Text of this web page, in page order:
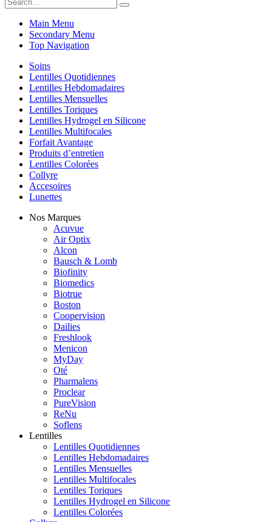
Main Menu
Secondary Menu
Top Navigation
Soins
Lentilles Quotidiennes
Lentilles Hebdomadaires
Lentilles Mensuelles
Lentilles Toriques
Lentilles Hydrogel en Silicone
Lentilles Multifocales
Forfait Avantage
Produits d’entretien
Lentilles Colorées
Collyre
Accesoires
Lunettes
Nos Marques
Acuvue
Air Optix
Alcon
Bausch & Lomb
Biofinity
Biomedics
Biotrue
Boston
Coopervision
Dailies
Freshlook
Menicon
MyDay
Oté
Pharmalens
Proclear
PureVision
ReNu
Soflens
Lentilles
Lentilles Quotidiennes
Lentilles Hebdomadaires
Lentilles Mensuelles
Lentilles Multifocales
Lentilles Toriques
Lentilles Hydrogel en Silicone
Lentilles Colorées